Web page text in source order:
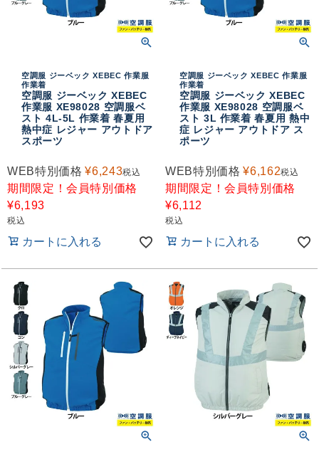
空調服 ジーベック XEBEC 作業服
作業着
空調服 ジーベック XEBEC
作業服 XE98028 空調服ベ
スト 4L-5L 作業着 春夏用
熱中症 レジャー アウトドア
スポーツ
WEB特別価格 ¥6,243税込
期間限定！会員特別価格
¥6,193
税込
カートに入れる
空調服 ジーベック XEBEC 作業服
作業着
空調服 ジーベック XEBEC
作業服 XE98028 空調服ベ
スト 3L 作業着 春夏用 熱中
症 レジャー アウトドア ス
ポーツ
WEB特別価格 ¥6,162税込
期間限定！会員特別価格
¥6,112
税込
カートに入れる